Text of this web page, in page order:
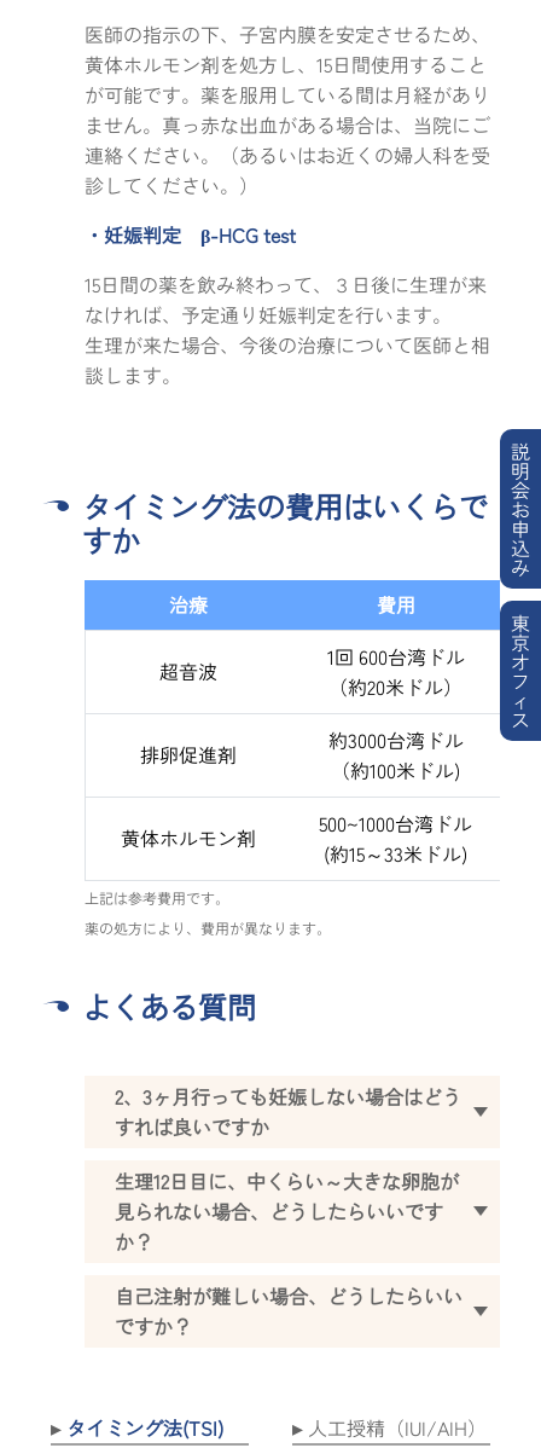
医師の指示の下、子宮内膜を安定させるため、
黄体ホルモン剤を処方し、15日間使用すること
が可能です。薬を服用している間は月経があり
ません。真っ赤な出血がある場合は、当院にご
連絡ください。（あるいはお近くの婦人科を受
診してください。）
・妊娠判定 β-HCG test
15日間の薬を飲み終わって、３日後に生理が来
なければ、予定通り妊娠判定を行います。
生理が来た場合、今後の治療について医師と相
談します。
タイミング法の費用はいくらで
すか
治療 費用
超音波
1回 600台湾ドル
（約20米ドル）
排卵促進剤
約3000台湾ドル
（約100米ドル)
黄体ホルモン剤
500~1000台湾ドル
(約15～33米ドル)
上記は参考費用です。
薬の処方により、費用が異なります。
よくある質問
2、3ヶ月行っても妊娠しない場合はどう
すれば良いですか
生理12日目に、中くらい～大きな卵胞が
見られない場合、どうしたらいいです
か？
自己注射が難しい場合、どうしたらいい
ですか？
タイミング法(TSI) 人工授精（IUI/AIH）
説
明
会
お
申
込
み
東
京
オ
フ
ィ
ス